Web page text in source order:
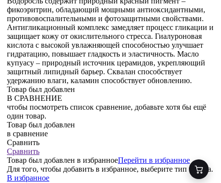
фикоэритрин, обладающий мощными антиоксидантными,
противовоспалительными и фотозащитными свойствами.
Антигликационный комплекс замедляет процесс гликации и
защищает кожу от окислительного стресса. Гиалуроновая
кислота с высокой увлажняющей способностью улучшает
гидратацию, повышает гладкость и эластичность. Масло
купуасу – природный источник церамидов, укрепляющий
защитный липидный барьер. Сквалан способствует
удержанию влаги, каламин способствует обновлению.
Товар был добавлен
В СРАВНЕНИЕ
чтобы посмотреть список сравнение, добавьте хотя бы ещё
один товар.
Товар был добавлен
в сравнение
Сравнить
Сравнить
Товар был добавлен в избранноеПерейти в избранное
Для того, чтобы добавить в избранное, выберите тип товара.
В избранное